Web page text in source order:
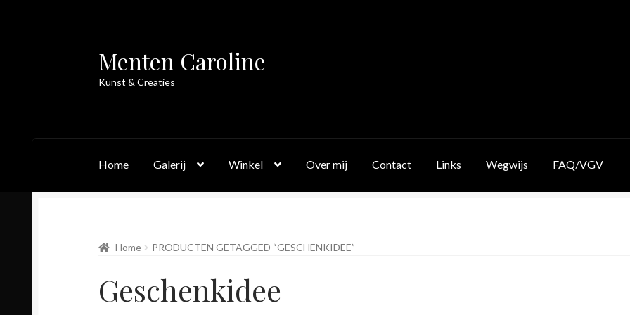
Skip
to
Skip
to
Menten Caroline
Kunst & Creaties
Home Galerij Winkel Over mij Contact Links Wegwijs FAQ/VGV
Home PRODUCTEN GETAGGED “GESCHENKIDEE”
Geschenkidee